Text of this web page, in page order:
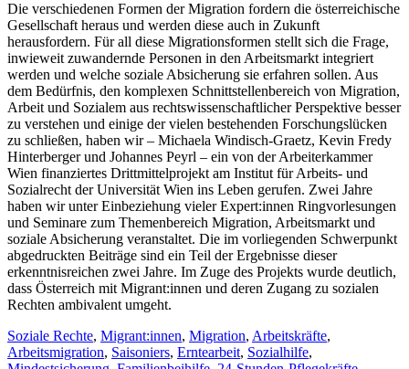
Die verschiedenen Formen der Migration fordern die österreichische
Gesellschaft heraus und werden diese auch in Zukunft
herausfordern. Für all diese Migrationsformen stellt sich die Frage,
inwieweit zuwandernde Personen in den Arbeitsmarkt integriert
werden und welche soziale Absicherung sie erfahren sollen. Aus
dem Bedürfnis, den komplexen Schnittstellenbereich von Migration,
Arbeit und Sozialem aus rechtswissenschaftlicher Perspektive besser
zu verstehen und einige der vielen bestehenden Forschungslücken
zu schließen, haben wir – Michaela Windisch-Graetz, Kevin Fredy
Hinterberger und Johannes Peyrl – ein von der Arbeiterkammer
Wien finanziertes Drittmittelprojekt am Institut für Arbeits- und
Sozialrecht der Universität Wien ins Leben gerufen. Zwei Jahre
haben wir unter Einbeziehung vieler Expert:innen Ringvorlesungen
und Seminare zum Themenbereich Migration, Arbeitsmarkt und
soziale Absicherung veranstaltet. Die im vorliegenden Schwerpunkt
abgedruckten Beiträge sind ein Teil der Ergebnisse dieser
erkenntnisreichen zwei Jahre. Im Zuge des Projekts wurde deutlich,
dass Österreich mit Migrant:innen und deren Zugang zu sozialen
Rechten ambivalent umgeht.
Soziale Rechte, Migrant:innen, Migration, Arbeitskräfte,
Arbeitsmigration, Saisoniers, Erntearbeit, Sozialhilfe,